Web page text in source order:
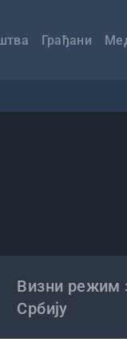
Грађани
Визни режим
Србију